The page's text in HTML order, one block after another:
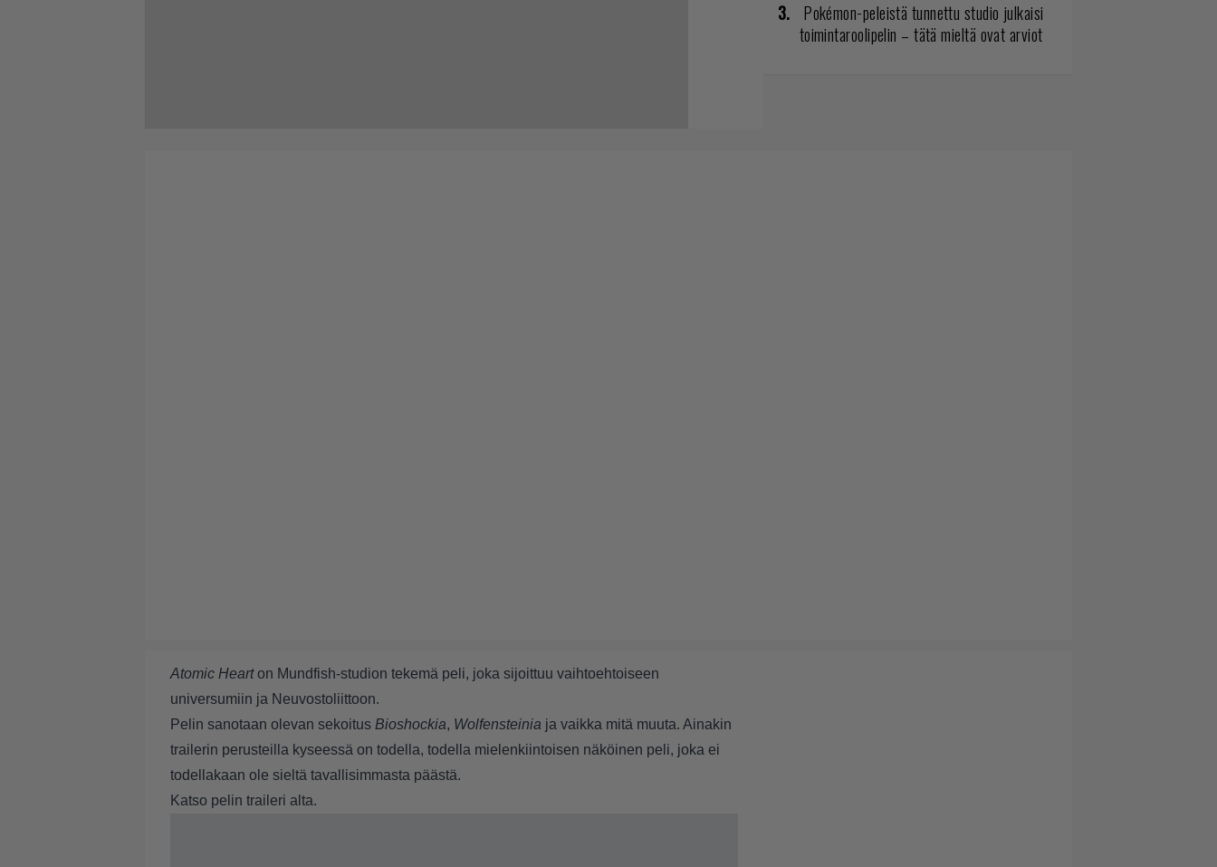
Pokémon-peleistä tunnettu studio julkaisi
toimintaroolipelin – tätä mieltä ovat arviot
Atomic Hearton Mundfish-studion tekemä peli, joka sijoittuu vaihtoehtoiseen
universumiin ja Neuvostoliittoon.
Pelin sanotaan olevan sekoitus Bioshockia, Wolfensteinia ja vaikka mitä muuta. Ainakin
trailerin perusteilla kyseessä on todella, todella mielenkiintoisen näköinen peli, joka ei
todellakaan ole sieltä tavallisimmasta päästä.
Katso pelin traileri alta.